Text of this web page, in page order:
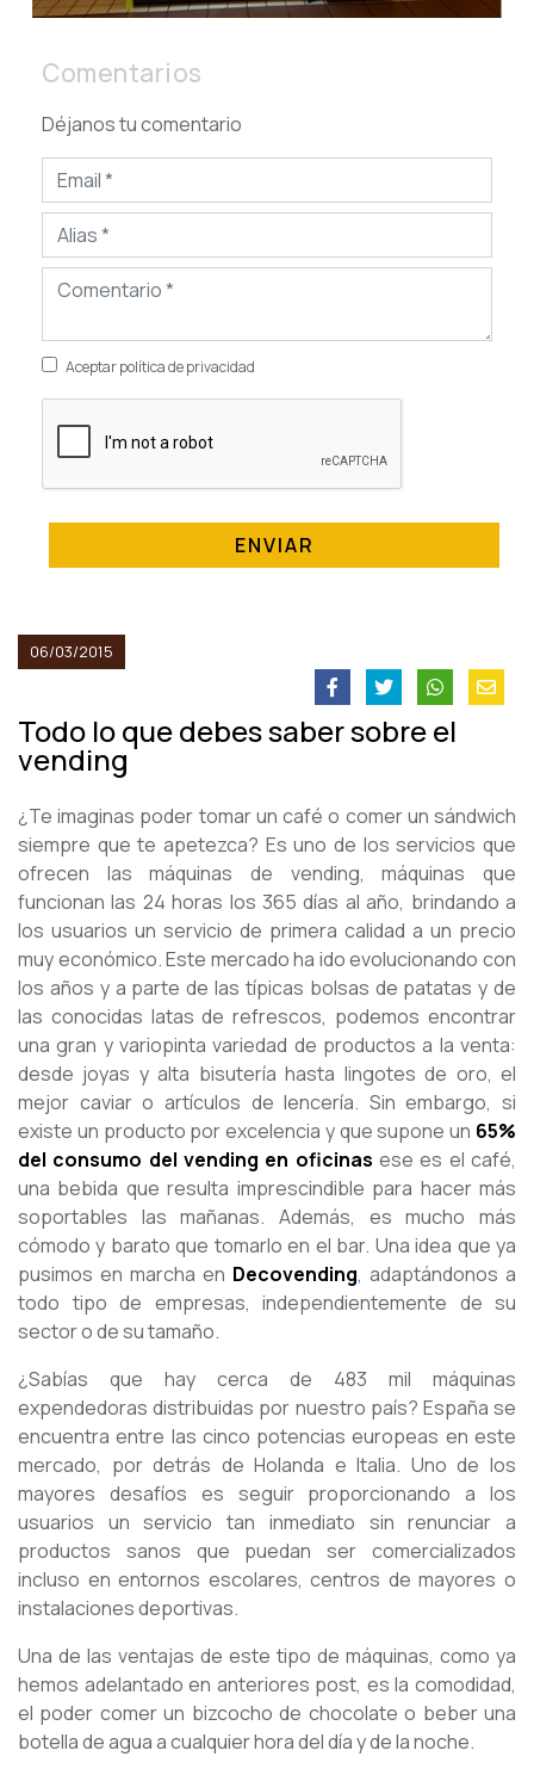
Comentarios
Déjanos tu comentario
Aceptar política de privacidad
ENVIAR
06/03/2015
Todo lo que debes saber sobre el
vending
¿Te imaginas poder tomar un café o comer un sándwich
siempre que te apetezca? Es uno de los servicios que
ofrecen las máquinas de vending, máquinas que
funcionan las 24 horas los 365 días al año, brindando a
los usuarios un servicio de primera calidad a un precio
muy económico. Este mercado ha ido evolucionando con
los años y a parte de las típicas bolsas de patatas y de
las conocidas latas de refrescos, podemos encontrar
una gran y variopinta variedad de productos a la venta:
desde joyas y alta bisutería hasta lingotes de oro, el
mejor caviar o artículos de lencería. Sin embargo, si
existe un producto por excelencia y que supone un 65%
del consumo del vending en oficinas ese es el café,
una bebida que resulta imprescindible para hacer más
soportables las mañanas. Además, es mucho más
cómodo y barato que tomarlo en el bar. Una idea que ya
pusimos en marcha en Decovending, adaptándonos a
todo tipo de empresas, independientemente de su
sector o de su tamaño.
¿Sabías que hay cerca de 483 mil máquinas
expendedoras distribuidas por nuestro país? España se
encuentra entre las cinco potencias europeas en este
mercado, por detrás de Holanda e Italia. Uno de los
mayores desafíos es seguir proporcionando a los
usuarios un servicio tan inmediato sin renunciar a
productos sanos que puedan ser comercializados
incluso en entornos escolares, centros de mayores o
instalaciones deportivas.
Una de las ventajas de este tipo de máquinas, como ya
hemos adelantado en anteriores post, es la comodidad,
el poder comer un bizcocho de chocolate o beber una
botella de agua a cualquier hora del día y de la noche.